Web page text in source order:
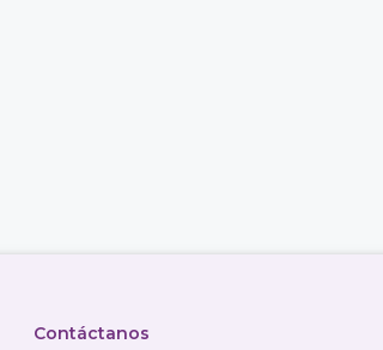
Contáctanos